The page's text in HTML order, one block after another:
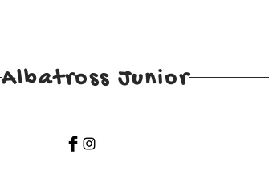
Albatross Junior